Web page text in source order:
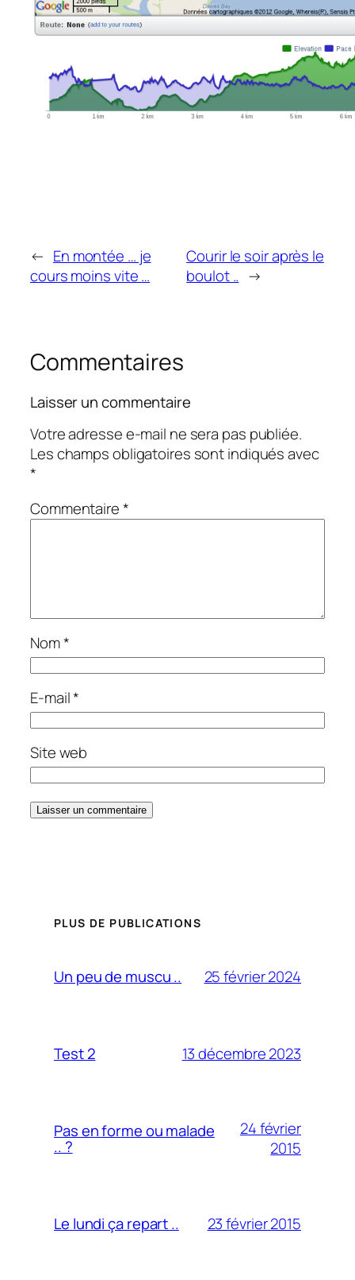
← En montée … je
cours moins vite …
Courir le soir après le
boulot .. →
Commentaires
Laisser un commentaire
Votre adresse e-mail ne sera pas publiée.
Les champs obligatoires sont indiqués avec
*
Commentaire*
Nom*
E-mail*
Site web
PLUS DE PUBLICATIONS
Un peu de muscu .. 25 février 2024
Test 2 13 décembre 2023
Pas en forme ou malade
.. ?
24 février
2015
Le lundi ça repart .. 23 février 2015